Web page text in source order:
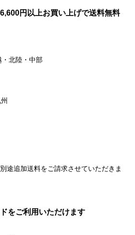
円以上お買い上げで送料無料
北陸・中部
途追加送料をご請求させていただきま
をご利用いただけます